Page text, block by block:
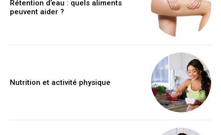
Rétention d’eau : quels aliments
peuvent aider ?
Nutrition et activité physique